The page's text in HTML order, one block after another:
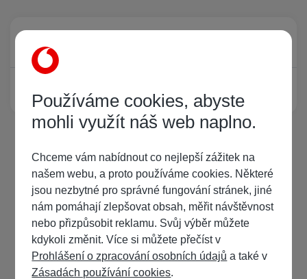
Žádný registrovaný uživatel si neprohlíží tuto stránku
Používáme cookies, abyste
mohli využít náš web naplno.
Chceme vám nabídnout co nejlepší zážitek na
našem webu, a proto používáme cookies. Některé
jsou nezbytné pro správné fungování stránek, jiné
nám pomáhají zlepšovat obsah, měřit návštěvnost
nebo přizpůsobit reklamu. Svůj výběr můžete
kdykoli změnit. Více si můžete přečíst v
Prohlášení o zpracování osobních údajů a také v
Zásadách používání cookies.